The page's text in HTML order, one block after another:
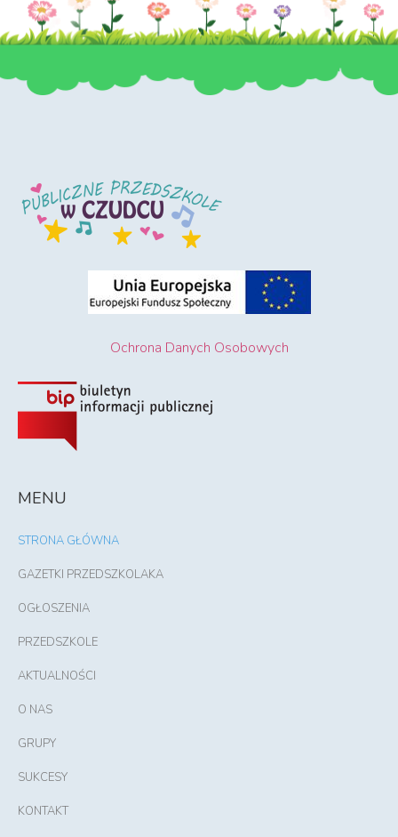
Ochrona Danych Osobowych
MENU
STRONA GŁÓWNA
GAZETKI PRZEDSZKOLAKA
OGŁOSZENIA
PRZEDSZKOLE
AKTUALNOŚCI
O NAS
GRUPY
SUKCESY
KONTAKT